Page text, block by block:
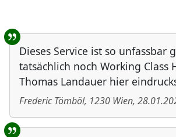
Benutzer-
Dieses Service ist so unfassbar
tatsächlich noch Working Class
Thomas Landauer hier
Frederic Tömböl, 1230 Wien,